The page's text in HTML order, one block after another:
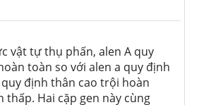
vật tự thụ phấn, alen A quy
toàn so với alen a quy định
định thân cao trội hoàn
thấp. Hai cặp gen này cùng